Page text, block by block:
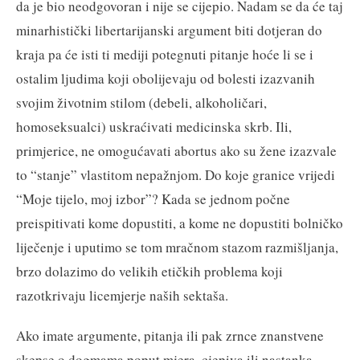
da je bio neodgovoran i nije se cijepio. Nadam se da će taj
minarhistički libertarijanski argument biti dotjeran do
kraja pa će isti ti mediji potegnuti pitanje hoće li se i
ostalim ljudima koji obolijevaju od bolesti izazvanih
svojim životnim stilom (debeli, alkoholičari,
homoseksualci) uskraćivati medicinska skrb. Ili,
primjerice, ne omogućavati abortus ako su žene izazvale
to “stanje” vlastitom nepažnjom. Do koje granice vrijedi
“Moje tijelo, moj izbor”? Kada se jednom počne
preispitivati kome dopustiti, a kome ne dopustiti bolničko
liječenje i uputimo se tom mračnom stazom razmišljanja,
brzo dolazimo do velikih etičkih problema koji
razotkrivaju licemjerje naših sektaša.
Ako imate argumente, pitanja ili pak zrnce znanstvene